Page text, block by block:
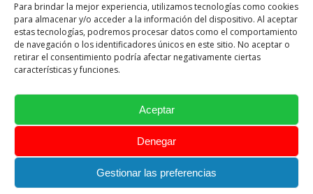
Para brindar la mejor experiencia, utilizamos tecnologías como cookies
para almacenar y/o acceder a la información del dispositivo. Al aceptar
estas tecnologías, podremos procesar datos como el comportamiento
de navegación o los identificadores únicos en este sitio. No aceptar o
retirar el consentimiento podría afectar negativamente ciertas
características y funciones.
Aceptar
Denegar
Gestionar las preferencias
© 2013 Copyright Museu Colònia Vidal. Tots els drets reservats.